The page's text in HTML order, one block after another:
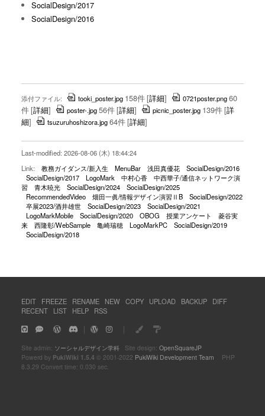
SocialDesign/2017
SocialDesign/2016
添付ファイル: tooki_poster.jpg 158件[詳細] 0721poster.png60
件[詳細] poster-.jpg56件[詳細] picnic_poster.jpg 139件[詳
細] tsuzuruhoshizora.jpg64件[詳細]
Last-modified: 2026-08-06 (木) 18:44:24
Link:
教務ガイダンス/新入生 MenuBar 浅田真優花
SocialDesign/2016
SocialDesign/2017
LogoMark 中村心香
中西華子/通信ネットワーク演
習
青木暁光 SocialDesign/2024
SocialDesign/2025
RecommendedVideo
畑田一眞/情報デザイン演習ⅡB
SocialDesign/2022
卒展2023/酒井雄世
SocialDesign/2023
SocialDesign/2021
LogoMarkMobile
SocialDesign/2020 OBOG 授業アンケート
菱谷実
来
西隆彰/WebSample 亀崎瑞穂 LogoMarkPC
SocialDesign/2019
SocialDesign/2018
EDIT FREEZE RENAME NEW COPY UPLOAD BACKUP
DIFF
RECENT
LIST HELP RSS
｜ ｜
Site admin: ソーシャルデザイン学科Site design: OpenSquareJP
Powerd by PukiWiki 1.5.4 © 2001-2022 PukiWiki Development Team PHP
8.3.29 Convert time: 0.030 sec.